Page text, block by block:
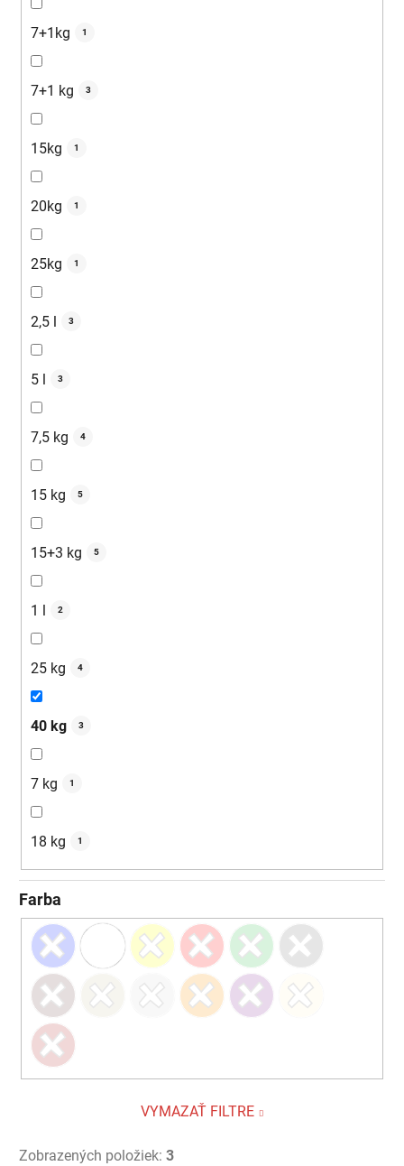
7+1kg 1
7+1 kg 3
15kg 1
20kg 1
25kg 1
2,5 l 3
5 l 3
7,5 kg 4
15 kg 5
15+3 kg 5
1 l 2
25 kg 4
40 kg 3
7 kg 1
18 kg 1
Farba
VYMAZAŤ FILTRE
Zobrazených položiek: 3